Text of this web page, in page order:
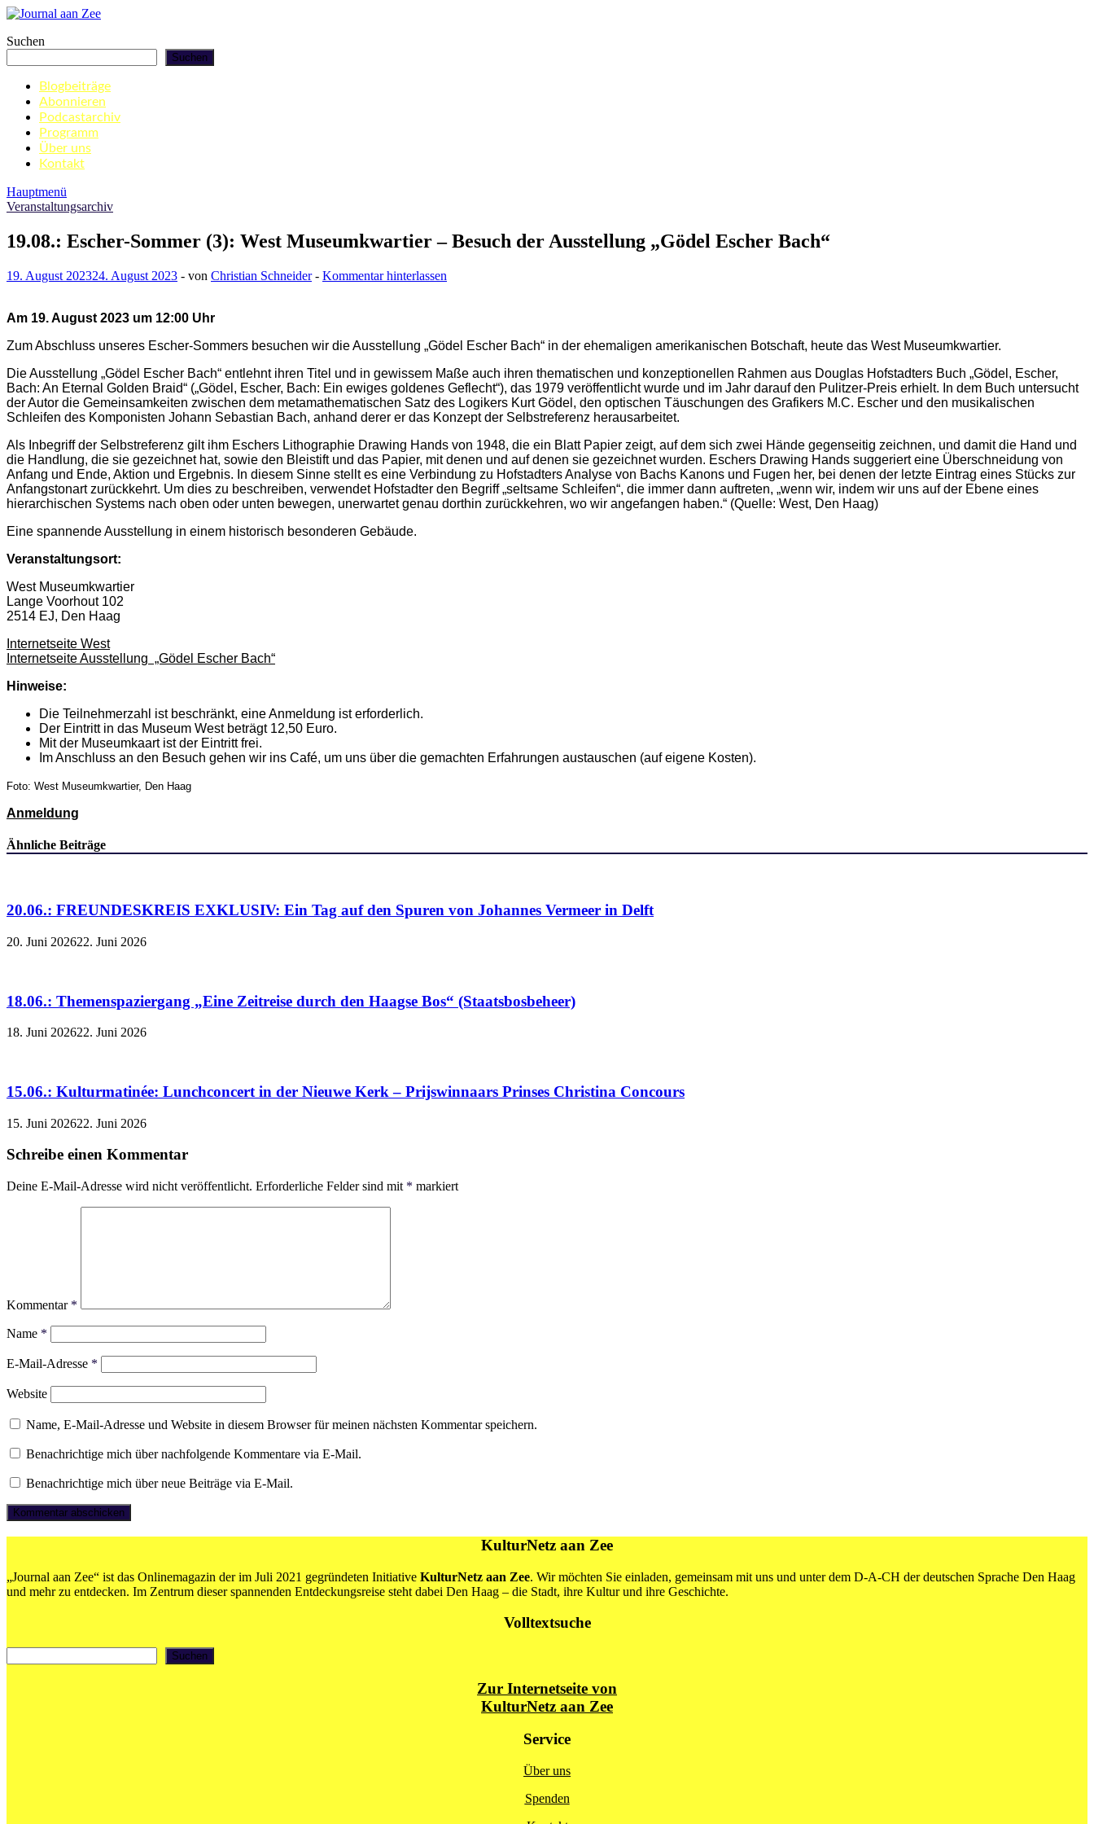
Zum
springen
Journal aan Zee
Suchen
Suchen
Blogbeiträge
Abonnieren
Podcastarchiv
Programm
Über uns
Kontakt
Hauptmenü
Veranstaltungsarchiv
19.08.: Escher-Sommer (3): West Museumkwartier – Besuch der Ausstellung „Gödel Escher Bach“
19. August 202324. August 2023 - von Christian Schneider- Kommentar hinterlassen
Am 19. August 2023 um 12:00 Uhr
Zum Abschluss unseres Escher-Sommers besuchen wir die Ausstellung „Gödel Escher Bach“ in der ehemaligen amerikanischen Botschaft, heute das West Museumkwartier.
Die Ausstellung „Gödel Escher Bach“ entlehnt ihren Titel und in gewissem Maße auch ihren thematischen und konzeptionellen Rahmen aus Douglas Hofstadters Buch „Gödel, Escher,
Bach: An Eternal Golden Braid“ („Gödel, Escher, Bach: Ein ewiges goldenes Geflecht“), das 1979 veröffentlicht wurde und im Jahr darauf den Pulitzer-Preis erhielt. In dem Buch untersucht
der Autor die Gemeinsamkeiten zwischen dem metamathematischen Satz des Logikers Kurt Gödel, den optischen Täuschungen des Grafikers M.C. Escher und den musikalischen
Schleifen des Komponisten Johann Sebastian Bach, anhand derer er das Konzept der Selbstreferenz herausarbeitet.
Als Inbegriff der Selbstreferenz gilt ihm Eschers Lithographie Drawing Hands von 1948, die ein Blatt Papier zeigt, auf dem sich zwei Hände gegenseitig zeichnen, und damit die Hand und
die Handlung, die sie gezeichnet hat, sowie den Bleistift und das Papier, mit denen und auf denen sie gezeichnet wurden. Eschers Drawing Hands suggeriert eine Überschneidung von
Anfang und Ende, Aktion und Ergebnis. In diesem Sinne stellt es eine Verbindung zu Hofstadters Analyse von Bachs Kanons und Fugen her, bei denen der letzte Eintrag eines Stücks zur
Anfangstonart zurückkehrt. Um dies zu beschreiben, verwendet Hofstadter den Begriff „seltsame Schleifen“, die immer dann auftreten, „wenn wir, indem wir uns auf der Ebene eines
hierarchischen Systems nach oben oder unten bewegen, unerwartet genau dorthin zurückkehren, wo wir angefangen haben.“ (Quelle: West, Den Haag)
Eine spannende Ausstellung in einem historisch besonderen Gebäude.
Veranstaltungsort:
West Museumkwartier
Lange Voorhout 102
2514 EJ, Den Haag
Internetseite West
Internetseite Ausstellung „Gödel Escher Bach“
Hinweise:
Die Teilnehmerzahl ist beschränkt, eine Anmeldung ist erforderlich.
Der Eintritt in das Museum West beträgt 12,50 Euro.
Mit der Museumkaart ist der Eintritt frei.
Im Anschluss an den Besuch gehen wir ins Café, um uns über die gemachten Erfahrungen austauschen (auf eigene Kosten).
Foto: West Museumkwartier, Den Haag
Anmeldung
Ähnliche Beiträge
20.06.: FREUNDESKREIS EXKLUSIV: Ein Tag auf den Spuren von Johannes Vermeer in Delft
20. Juni 202622. Juni 2026
18.06.: Themenspaziergang „Eine Zeitreise durch den Haagse Bos“ (Staatsbosbeheer)
18. Juni 202622. Juni 2026
15.06.: Kulturmatinée: Lunchconcert in der Nieuwe Kerk – Prijswinnaars Prinses Christina Concours
15. Juni 202622. Juni 2026
Schreibe einen Kommentar
Deine E-Mail-Adresse wird nicht veröffentlicht. Erforderliche Felder sind mit * markiert
Kommentar *
Name *
E-Mail-Adresse *
Website
Name, E-Mail-Adresse und Website in diesem Browser für meinen nächsten Kommentar speichern.
Benachrichtige mich über nachfolgende Kommentare via E-Mail.
Benachrichtige mich über neue Beiträge via E-Mail.
KulturNetz aan Zee
„Journal aan Zee“ ist das Onlinemagazin der im Juli 2021 gegründeten Initiative KulturNetz aan Zee. Wir möchten Sie einladen, gemeinsam mit uns und unter dem D-A-CH der deutschen Sprache Den Haag
und mehr zu entdecken. Im Zentrum dieser spannenden Entdeckungsreise steht dabei Den Haag – die Stadt, ihre Kultur und ihre Geschichte.
Volltextsuche
Suchen
Zur Internetseite von
KulturNetz aan Zee
Service
Über uns
Spenden